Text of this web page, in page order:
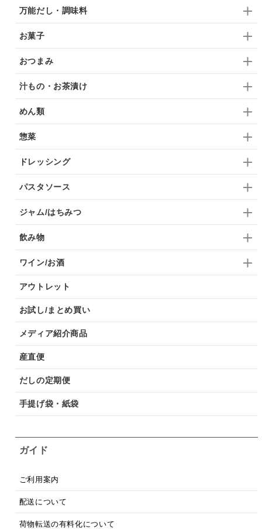
万能だし・調味料
お菓子
おつまみ
汁もの・お茶漬け
めん類
惣菜
ドレッシング
パスタソース
ジャム/はちみつ
飲み物
ワイン/お酒
アウトレット
お試し/まとめ買い
メディア紹介商品
産直便
だしの定期便
手提げ袋・紙袋
ガイド
ご利用案内
配送について
荷物転送の有料化について